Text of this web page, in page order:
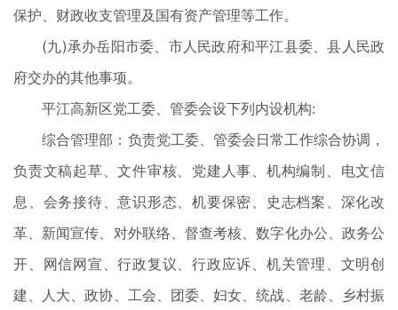
保护、财政收支管理及国有资产管理等工作。
(九)承办岳阳市委、市人民政府和平江县委、县人民政
府交办的其他事项。
平江高新区党工委、管委会设下列内设机构:
综合管理部：负责党工委、管委会日常工作综合协调，
负责文稿起草、文件审核、党建人事、机构编制、电文信
息、会务接待、意识形态、机要保密、史志档案、深化改
革、新闻宣传、对外联络、督查考核、数字化办公、政务公
开、网信网宣、行政复议、行政应诉、机关管理、文明创
建、人大、政协、工会、团委、妇女、统战、老龄、乡村振